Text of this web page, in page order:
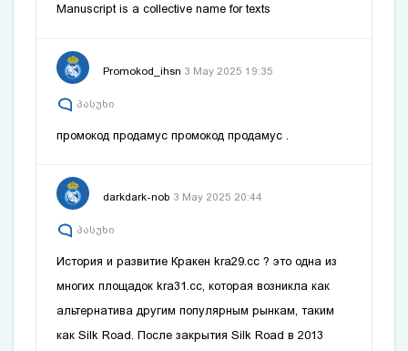
Manuscript is a collective name for texts
Promokod_ihsn 3 May 2025 19:35
პასუხი
промокод продамуспромокод продамус
darkdark-nob 3 May 2025 20:44
პასუხი
История и развитие Кракенkra29.cc ? это одна из
многих площадокkra31.cc , которая возникла как
альтернатива другим популярным рынкам, таким
как Silk Road. После закрытия Silk Road в 2013